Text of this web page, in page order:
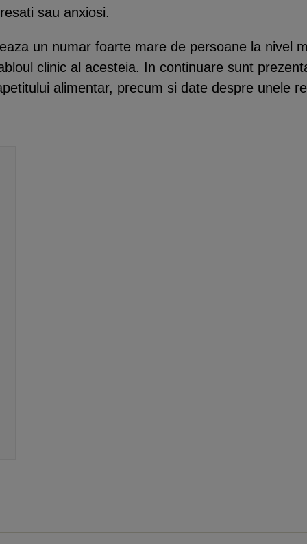
sau anxiosi.
un numar foarte mare de persoane la nivel
clinic al acesteia. In continuare sunt
alimentar, precum si date despre unele